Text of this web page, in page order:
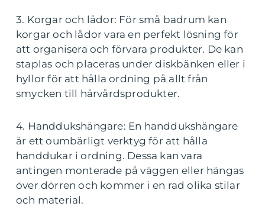
3. Korgar och lådor: För små badrum kan
korgar och lådor vara en perfekt lösning för
att organisera och förvara produkter. De kan
staplas och placeras under diskbänken eller i
hyllor för att hålla ordning på allt från
smycken till hårvårdsprodukter.
4. Handdukshängare: En handdukshängare
är ett oumbärligt verktyg för att hålla
handdukar i ordning. Dessa kan vara
antingen monterade på väggen eller hängas
över dörren och kommer i en rad olika stilar
och material.